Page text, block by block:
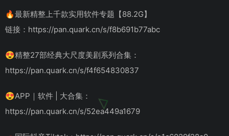
🔥最新精整上千款实用软件专题【88.2G】
链接：https://pan.quark.cn/s/f8b691b77abc
😍精整27部经典大尺度美剧系列合集：
https://pan.quark.cn/s/f4f654830837
😍APP｜软件 | 大合集：
https://pan.quark.cn/s/52ea449a1679